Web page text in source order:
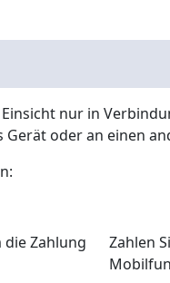
nur in
oder an einen
Zahlung
Zahlen